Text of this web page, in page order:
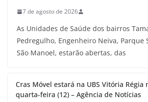
7 de agosto de 2026
As Unidades de Saúde dos bairros
Pedregulho, Engenheiro Neiva, Parque
São Manoel, estarão abertas, das
Cras Móvel estará na UBS Vitória Régia
quarta-feira (12) – Agência de Notícias